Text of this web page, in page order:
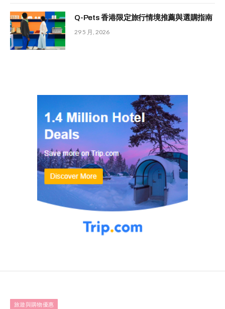
Q-Pets 香港限定旅行情境推薦與選購指南
29 5 月, 2026
旅遊與購物優惠